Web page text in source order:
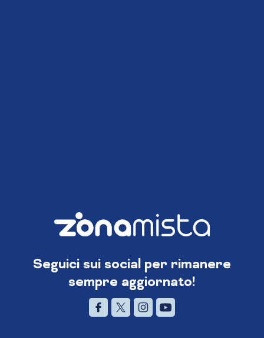
Seguici sui social per rimanere
sempre aggiornato!